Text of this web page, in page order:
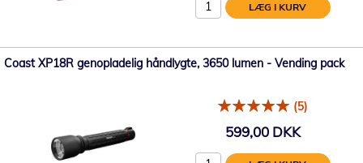
LÆG I KURV
Coast XP18R genopladelig håndlygte, 3650 lumen - Vending pack
(5)
599,00 DKK